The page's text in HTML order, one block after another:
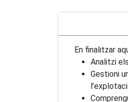
En finalitzar
Analitzi
Gestioni